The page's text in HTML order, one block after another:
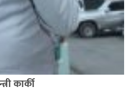
कार्की